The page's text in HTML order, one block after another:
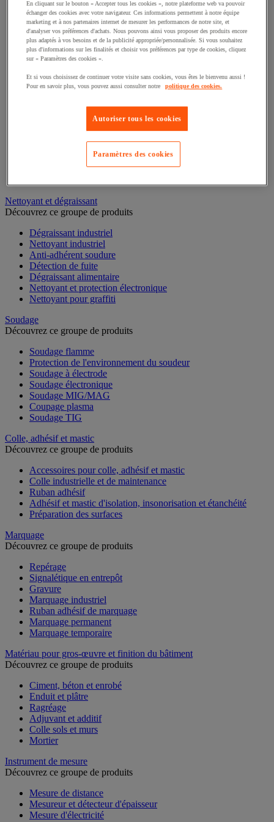
Tige filetée
Crochet et piton
Quincaillerie pour l'agencement
Collier et lien de serrage
Écrou
Rivet et pince
Pointe, clou et agrafe
Pieds de mise à niveau
Paumelle, gond et penture
Bouton de serrage et manette d'indexage
Clavette, goupille et crapaud
Nettoyant et dégraissant
Découvrez ce groupe de produits
Dégraissant industriel
Nettoyant industriel
Anti-adhérent soudure
Détection de fuite
Dégraissant alimentaire
Nettoyant et protection électronique
Nettoyant pour graffiti
Soudage
Découvrez ce groupe de produits
Soudage flamme
Protection de l'environnement du soudeur
Soudage à électrode
Soudage électronique
Soudage MIG/MAG
Coupage plasma
Soudage TIG
Colle, adhésif et mastic
Découvrez ce groupe de produits
Accessoires pour colle, adhésif et mastic
Colle industrielle et de maintenance
Ruban adhésif
Adhésif et mastic d'isolation, insonorisation et étanchéité
Préparation des surfaces
Marquage
Découvrez ce groupe de produits
Repérage
Signalétique en entrepôt
Gravure
Marquage industriel
Ruban adhésif de marquage
Marquage permanent
Marquage temporaire
Matériau pour gros-œuvre et finition du bâtiment
Découvrez ce groupe de produits
Ciment, béton et enrobé
Enduit et plâtre
Ragréage
Adjuvant et additif
Colle sols et murs
Mortier
Instrument de mesure
Découvrez ce groupe de produits
Mesure de distance
Mesureur et détecteur d'épaisseur
Mesure d'électricité
En cliquant sur le bouton « Accepter tous les cookies », notre plateforme web va pouvoir
échanger des cookies avec votre navigateur. Ces informations permettent à notre équipe
marketing et à nos partenaires internet de mesurer les performances de notre site, et
d'analyser vos préférences d'achats. Nous pouvons ainsi vous proposer des produits encore
plus adaptés à vos besoins et de la publicité appropriée/personnalisée. Si vous souhaitez
plus d'informations sur les finalités et choisir vos préférences par type de cookies, cliquez
sur « Paramètres des cookies ».
Et si vous choisissez de continuer votre visite sans cookies, vous êtes le bienvenu aussi !
Pour en savoir plus, vous pouvez aussi consulter notre
politique des cookies.
Autoriser tous les cookies
Paramètres des cookies